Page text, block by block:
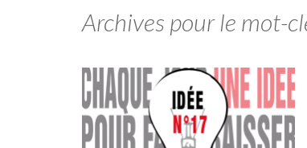
Archives pour le mot-